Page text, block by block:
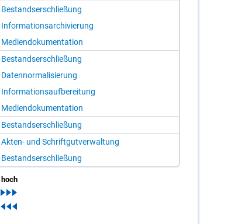
Bestandserschließung
Informationsarchivierung
Mediendokumentation
Bestandserschließung
Datennormalisierung
Informationsaufbereitung
Mediendokumentation
Bestandserschließung
Akten- und Schriftgutverwaltung
Bestandserschließung
hoch